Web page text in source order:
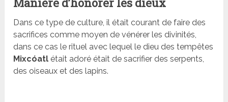
Dans ce type de culture, il était courant de faire des
sacrifices comme moyen de vénérer les divinités,
dans ce cas le rituel avec lequel le dieu des tempêtes
Mixcóatl était adoré était de sacrifier des serpents,
des oiseaux et des lapins.